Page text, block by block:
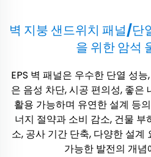
벽 지붕 샌드위치 패널/단
을 위한 암석
EPS 벽 패널은 우수한 단열 성
은 음성 차단, 시공 편의성, 좋은
활용 가능하며 유연한 설계 등
너지 절약과 소비 감소, 건물 부
소, 공사 기간 단축, 다양한 설계
가능한 발전의 개념